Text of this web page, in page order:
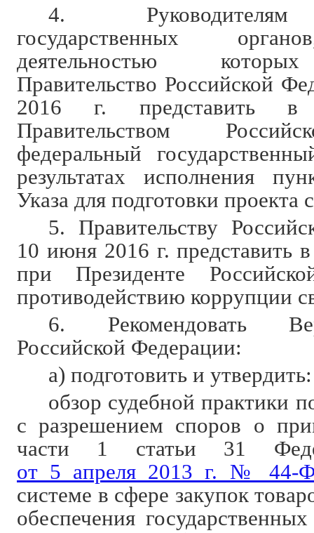
4. Руководителям
государственных
деятельностью
Правительство Российской
2016 г. представить в
Правительством
федеральный
результатах исполнения
Указа для подготовки проекта
5. Правительству
10 июня 2016 г. представить
при Президенте
противодействию коррупции
6. Рекомендовать
Российской Федерации:
а) подготовить и утвердить:
обзор судебной практики
с разрешением споров о
части 1 статьи 31
от 5 апреля 2013 г. № 44-
системе в сфере закупок
обеспечения